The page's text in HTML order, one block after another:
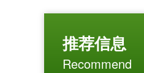
推荐信息
Recommend